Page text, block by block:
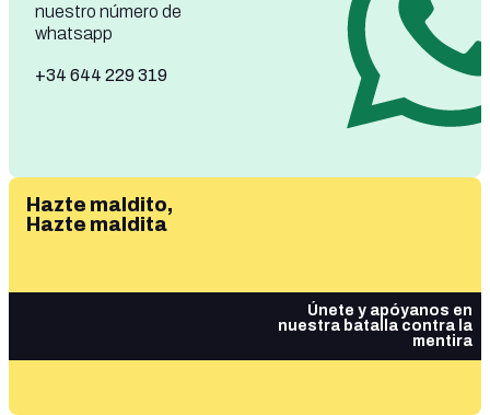
nuestro número de
whatsapp
+34 644 229 319
Hazte maldito,
Hazte maldita
Únete y apóyanos en
nuestra batalla contra la
mentira